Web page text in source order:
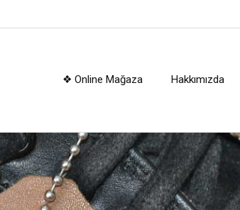
❖ Online Mağaza Hakkımızda